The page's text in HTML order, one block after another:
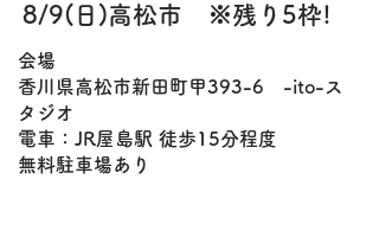
8/9(日)高松市 ※残り5枠!
会場
香川県高松市新田町甲393-6 -ito-ス
タジオ
電車：JR屋島駅 徒歩15分程度
​無料駐車場あり